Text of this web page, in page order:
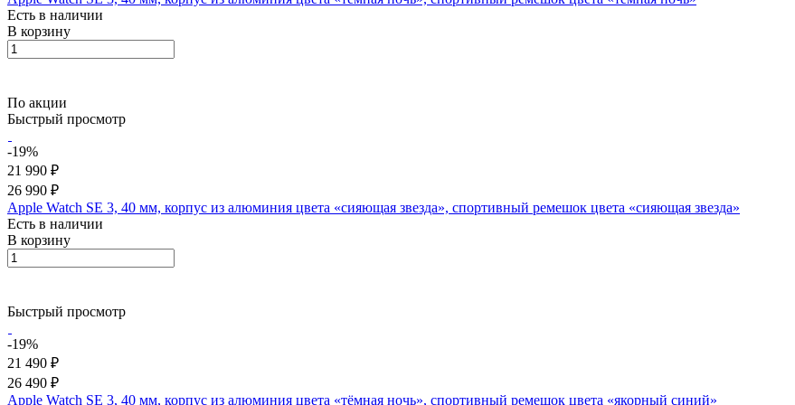
Есть в наличии
В корзину
По акции
Быстрый просмотр
-19%
21 990 ₽
26 990 ₽
Apple Watch SE 3, 40 мм, корпус из алюминия цвета «сияющая звезда», спортивный ремешок цвета «сияющая звезда»
Есть в наличии
В корзину
Быстрый просмотр
-19%
21 490 ₽
26 490 ₽
Apple Watch SE 3, 40 мм, корпус из алюминия цвета «тёмная ночь», спортивный ремешок цвета «якорный синий»